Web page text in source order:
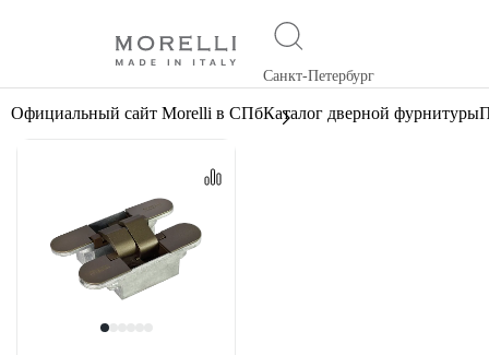
Санкт-Петербург
Официальный сайт Morelli в СПбКаталог дверной фурнитуры